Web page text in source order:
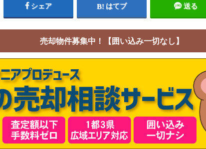
シェア はてブ 送る
売却物件募集中！【囲い込み一切なし】